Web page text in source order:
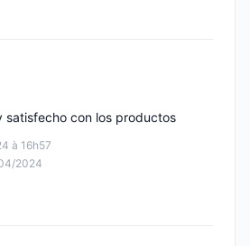
à 16h57
2024
satisfecho con los productos